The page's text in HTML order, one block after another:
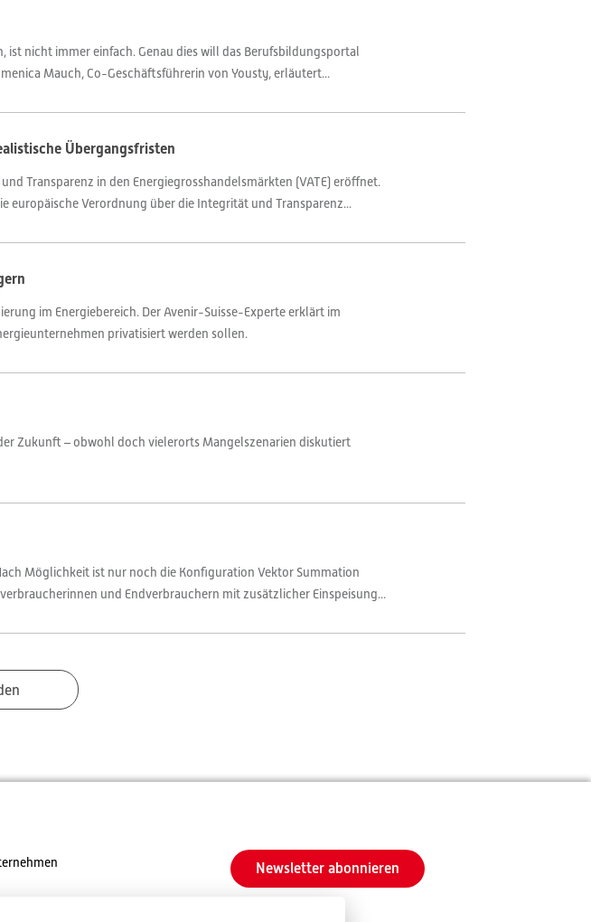
nicht immer einfach. Genau dies will das Berufsbildungsportal
Mauch, Co-Geschäftsführerin von Yousty, erläutert...
Übergangsfristen
Transparenz in den Energiegrosshandelsmärkten (VATE) eröffnet.
europäische Verordnung über die Integrität und Transparenz...
im Energiebereich. Der Avenir-Suisse-Experte erklärt im
privatisiert werden sollen.
Zukunft – obwohl doch vielerorts Mangelszenarien diskutiert
Möglichkeit ist nur noch die Konfiguration Vektor Summation
und Endverbrauchern mit zusätzlicher Einspeisung...
Newsletter abonnieren